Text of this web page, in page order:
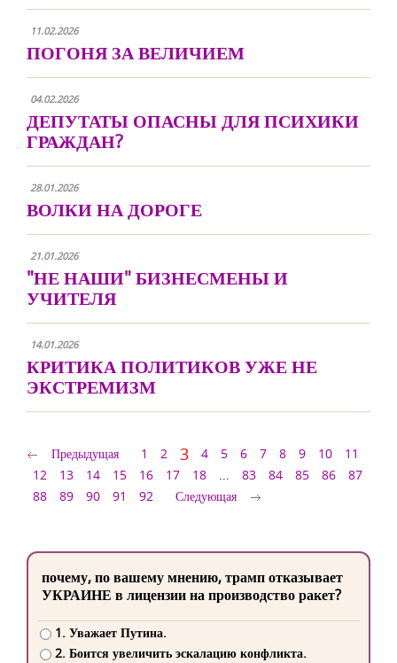
11.02.2026
ПОГОНЯ ЗА ВЕЛИЧИЕМ
04.02.2026
ДЕПУТАТЫ ОПАСНЫ ДЛЯ ПСИХИКИ
ГРАЖДАН?
28.01.2026
ВОЛКИ НА ДОРОГЕ
21.01.2026
"НЕ НАШИ" БИЗНЕСМЕНЫ И
УЧИТЕЛЯ
14.01.2026
КРИТИКА ПОЛИТИКОВ УЖЕ НЕ
ЭКСТРЕМИЗМ
Предыдущая 1 2 3 4 5 6 7 8 9 10
11
12
13 14 15 16 17 18 ... 83 84 85 86
87
88
89 90 91 92 Следующая
почему, по вашему мнению, трамп отказывает
УКРАИНЕ в лицензии на производство ракет?
1. Уважает Путина.
2. Боится увеличить эскалацию конфликта.